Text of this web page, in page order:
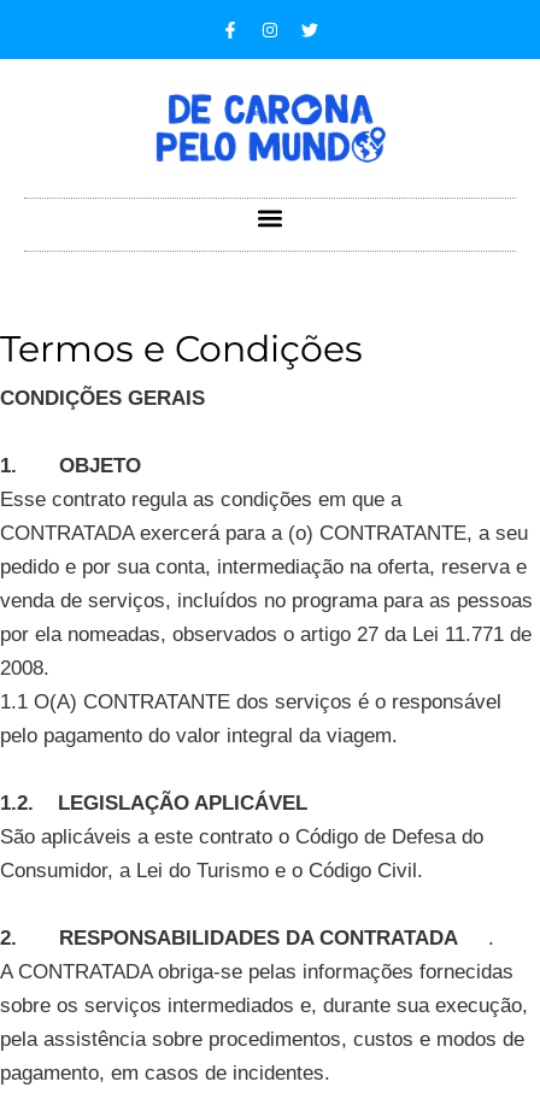
F
a
o
o
k
-
I
n
g
r
a
m
T
w
e
r
Termos e Condições
CONDIÇÕES GERAIS
1. OBJETO
Esse contrato regula as condições em que a
CONTRATADA exercerá para a (o) CONTRATANTE, a seu
pedido e por sua conta, intermediação na oferta, reserva e
venda de serviços, incluídos no programa para as pessoas
por ela nomeadas, observados o artigo 27 da Lei 11.771 de
2008.
1.1 O(A) CONTRATANTE dos serviços é o responsável
pelo pagamento do valor integral da viagem.
1.2. LEGISLAÇÃO APLICÁVEL
São aplicáveis a este contrato o Código de Defesa do
Consumidor, a Lei do Turismo e o Código Civil.
2. RESPONSABILIDADES DA CONTRATADA
.
A CONTRATADA obriga-se pelas informações fornecidas
sobre os serviços intermediados e, durante sua execução,
pela assistência sobre procedimentos, custos e modos de
pagamento, em casos de incidentes.